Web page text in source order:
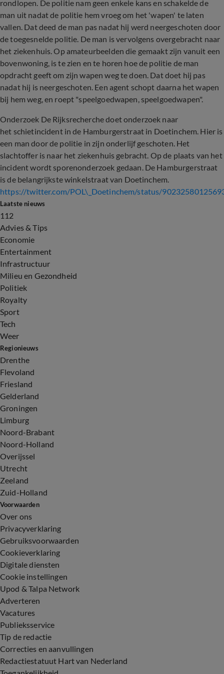
rondlopen. De politie nam geen enkele kans en schakelde de
man uit nadat de politie hem vroeg om het 'wapen' te laten
vallen. Dat deed de man pas nadat hij werd neergeschoten door
de toegesnelde politie. De man is vervolgens overgebracht naar
het ziekenhuis. Op amateurbeelden die gemaakt zijn vanuit een
bovenwoning, is te zien en te horen hoe de politie de man
opdracht geeft om zijn wapen weg te doen. Dat doet hij pas
nadat hij is neergeschoten. Een agent schopt daarna het wapen
bij hem weg, en roept "speelgoedwapen, speelgoedwapen".
Onderzoek De Rijksrecherche doet onderzoek naar
het schietincident in de Hamburgerstraat in Doetinchem. Hier is
een man door de politie in zijn onderlijf geschoten. Het
slachtoffer is naar het ziekenhuis gebracht. Op de plaats van het
incident wordt sporenonderzoek gedaan. De Hamburgerstraat
is de belangrijkste winkelstraat van Doetinchem.
https://twitter.com/POL\_Doetinchem/status/
Laatste nieuws
112
Advies & Tips
Economie
Entertainment
Infrastructuur
Milieu en Gezondheid
Politiek
Royalty
Sport
Tech
Weer
Regionieuws
Drenthe
Flevoland
Friesland
Gelderland
Groningen
Limburg
Noord-Brabant
Noord-Holland
Overijssel
Utrecht
Zeeland
Zuid-Holland
Voorwaarden
Over ons
Privacyverklaring
Gebruiksvoorwaarden
Cookieverklaring
Digitale diensten
Cookie instellingen
Upod & Talpa Network
Adverteren
Vacatures
Publieksservice
Tip de redactie
Correcties en aanvullingen
Redactiestatuut Hart van Nederland